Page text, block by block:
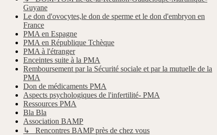
Guyane
Le don d'ovocytes,le don de sperme et le don d'embryon en
France
PMA en Espagne
PMA en République Tchèque
PMA à l'étranger
Enceintes suite à la PMA
Remboursement par la Sécurité sociale et par la mutuelle de la
PMA
Don de médicaments PMA
Aspects psychologiques de l'infertilité- PMA
Ressources PMA
Bla Bla
Association BAMP
↳ Rencontres BAMP près de chez vous